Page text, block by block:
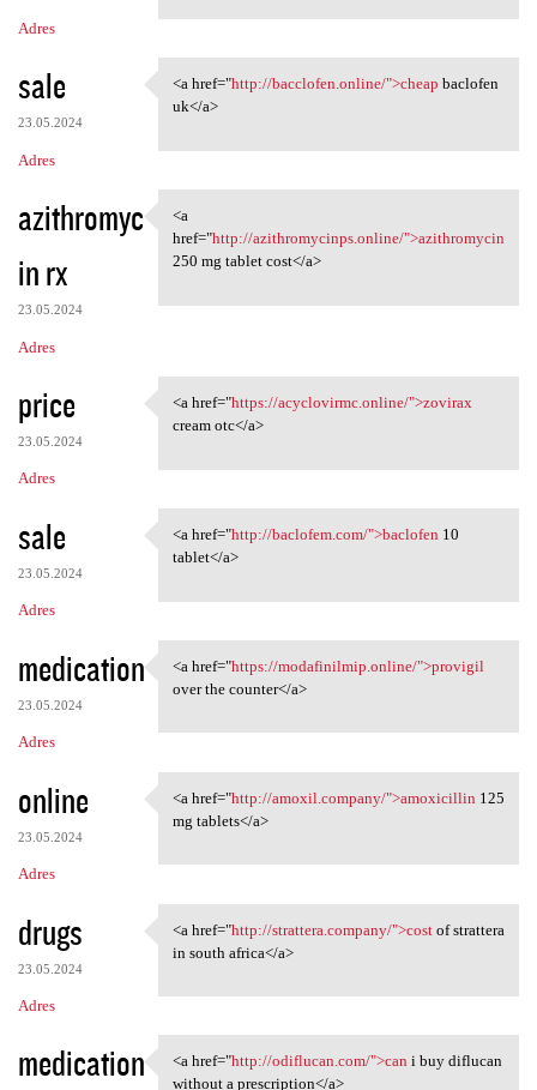
Adres
sale
23.05.2024
Adres
<a href="http://bacclofen
<a href="http://bacclofen.online/">cheap baclofen
uk</a>
azithromyc
in rx
23.05.2024
Adres
<a href="http:/
<a
href="http://azithromycinps.online/">azithromycin
250 mg tablet cost</a>
price
23.05.2024
Adres
<a href="https://acyclovirmc
<a href="https://acyclovirmc.online/">zovirax
cream otc</a>
sale
23.05.2024
Adres
<a href="http://baclofem.com/
<a href="http://baclofem.com/">baclofen 10
tablet</a>
medication
23.05.2024
Adres
<a href="https://modafinilmip
<a href="https://modafinilmip.online/">provigil
over the counter</a>
online
23.05.2024
Adres
<a href="http://amoxil
<a href="http://amoxil.company/">amoxicillin 125
mg tablets</a>
drugs
23.05.2024
Adres
<a href="http://strattera
<a href="http://strattera.company/">costof strattera
in south africa</a>
medication <a href="http://odiflucan.com
<a href="http://odiflucan.com/">can i buy diflucan
without a prescription</a>